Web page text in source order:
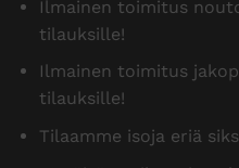
Ilmainen toimitus
tilauksille!
Ilmainen toimitus
tilauksille!
Tilaamme isoja eriä